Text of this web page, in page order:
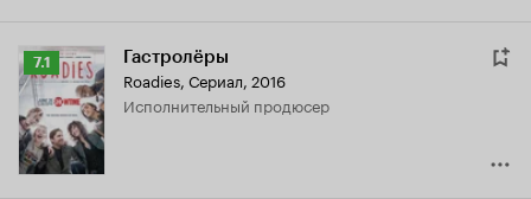
Рейтинг
Кинопоиска
7.1
7.1 Гастролёры
Roadies, Сериал, 2016
исполнительный продюсер